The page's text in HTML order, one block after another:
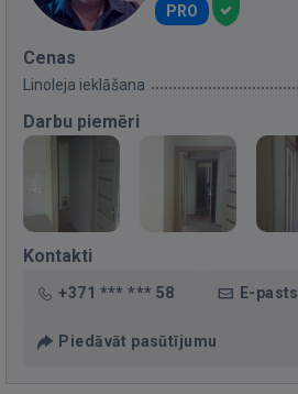
PRO
Cenas
Linoleja ieklāšana
Darbu piemēri
Kontakti
+371 *** *** 58 E-pasts
Piedāvāt pasūtījumu